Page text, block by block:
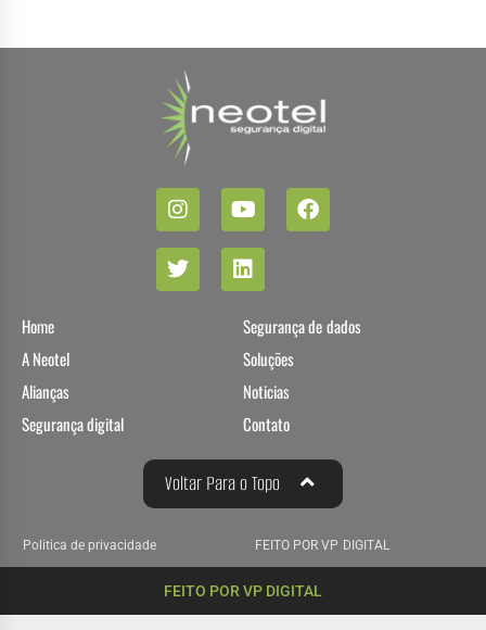
Home
A Neotel
Alianças
Segurança digital
Segurança de dados
Soluções
Noticias
Contato
Voltar Para o Topo
Politica de privacidade FEITO POR VP DIGITAL
FEITO POR VP DIGITAL